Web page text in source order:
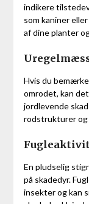
indikere
som kaniner
af dine planter
Hvis du
omrodet, kan
jordlevende
rodstrukturer
En pludselig
på skadedyr.
insekter og kan